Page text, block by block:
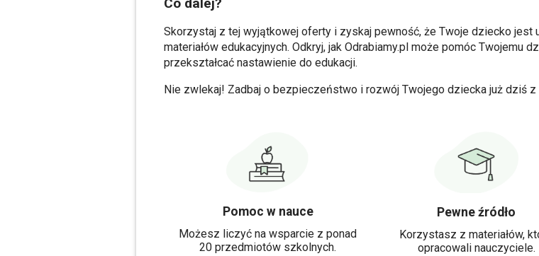
Skorzystaj z tej wyjątkowej oferty i zyskaj pewność, że Twoje dziecko
materiałów edukacyjnych. Odkryj, jak Odrabiamy.pl może pomóc Twojemu
przekształcać nastawienie do edukacji.
Nie zwlekaj! Zadbaj o bezpieczeństwo i rozwój Twojego dziecka już dziś z
Pomoc w nauce
Możesz liczyć na wsparcie z ponad
20 przedmiotów szkolnych.
Pewne źródło
Korzystasz z materiałów,
opracowali nauczyciele.